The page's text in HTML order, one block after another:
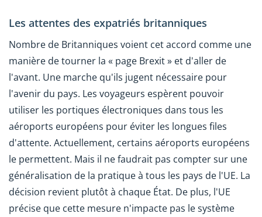
Les attentes des expatriés britanniques
Nombre de Britanniques voient cet accord comme une
manière de tourner la « page Brexit » et d'aller de
l'avant. Une marche qu'ils jugent nécessaire pour
l'avenir du pays. Les voyageurs espèrent pouvoir
utiliser les portiques électroniques dans tous les
aéroports européens pour éviter les longues files
d'attente. Actuellement, certains aéroports européens
le permettent. Mais il ne faudrait pas compter sur une
généralisation de la pratique à tous les pays de l'UE. La
décision revient plutôt à chaque État. De plus, l'UE
précise que cette mesure n'impacte pas le système